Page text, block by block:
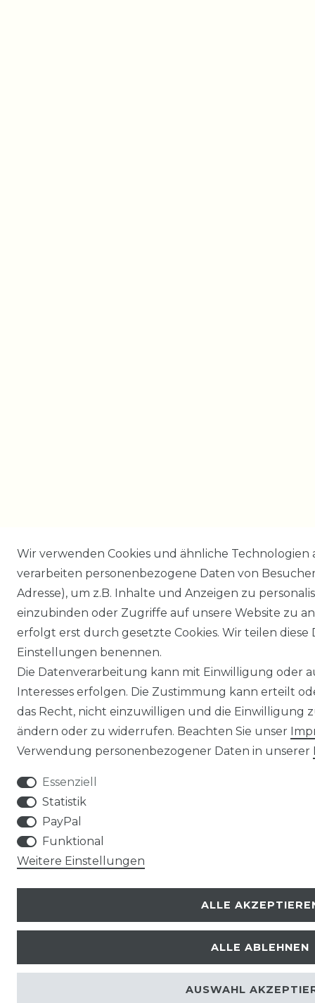
Wir verwenden Cookies und ähnliche
verarbeiten personenbezogene Daten von
Adresse), um z.B. Inhalte und Anzeigen zu
einzubinden oder Zugriffe auf unsere Website zu
erfolgt erst durch gesetzte Cookies. Wir teilen
Einstellungen benennen.
Die Datenverarbeitung kann mit Einwilligung oder
Interesses erfolgen. Die Zustimmung kann erteilt
das Recht, nicht einzuwilligen und die Einwilligung
ändern oder zu widerrufen. Beachten Sie unser
Verwendung personenbezogener Daten in unserer
Essenziell
Statistik
PayPal
Funktional
Weitere Einstellungen
ALLE
ALLE ABLEHNEN
AUSWAHL